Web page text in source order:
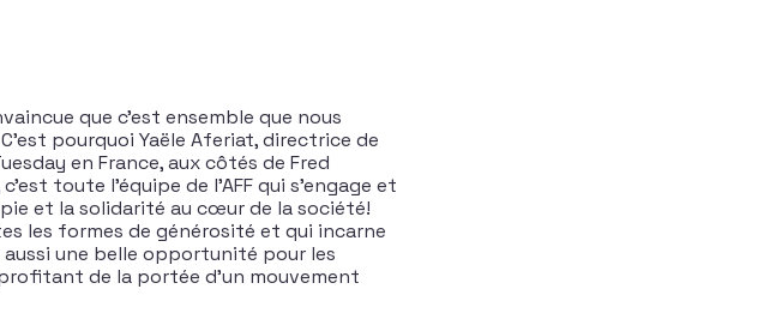
que c’est ensemble que nous
pourquoi Yaële Aferiat, directrice de
en France, aux côtés de Fred
toute l’équipe de l’AFF qui s’engage et
et la solidarité au cœur de la société!
les formes de générosité et qui incarne
aussi une belle opportunité pour les
de la portée d’un mouvement